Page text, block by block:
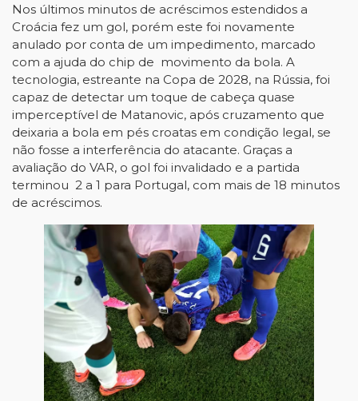
Nos últimos minutos de acréscimos estendidos a
Croácia fez um gol, porém este foi novamente
anulado por conta de um impedimento, marcado
com a ajuda do chip de movimento da bola. A
tecnologia, estreante na Copa de 2028, na Rússia, foi
capaz de detectar um toque de cabeça quase
imperceptível de Matanovic, após cruzamento que
deixaria a bola em pés croatas em condição legal, se
não fosse a interferência do atacante. Graças a
avaliação do VAR, o gol foi invalidado e a partida
terminou 2 a 1 para Portugal, com mais de 18 minutos
de acréscimos.